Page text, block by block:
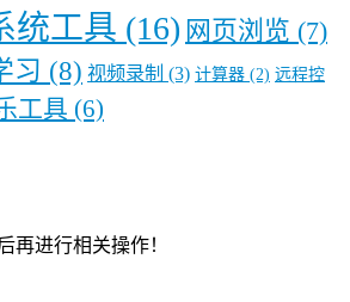
统工具 (16) 网页浏览 (7)
习 (8) 视频录制 (3) 计算器 (2) 远程控
工具 (6)
再进行相关操作！